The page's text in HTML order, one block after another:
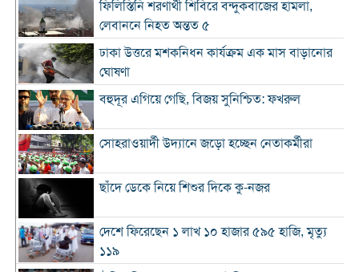
ফিলিস্তিনি শরণার্থী শিবিরে বন্দুকবাজের হামলা,
লেবাননে নিহত অন্তত ৫
ঢাকা উত্তরে মশকনিধন কার্যক্রম এক মাস বাড়ানোর
ঘোষণা
বহুদূর এগিয়ে গেছি, বিজয় সুনিশ্চিত: ফখরুল
সোহরাওয়ার্দী উদ্যানে জড়ো হচ্ছেন নেতাকর্মীরা
ছাঁদে ডেকে নিয়ে শিশুর দিকে কু-নজর
দেশে ফিরেছেন ১ লাখ ১০ হাজার ৫৯৫ হাজি, মৃত্যু
১১৯